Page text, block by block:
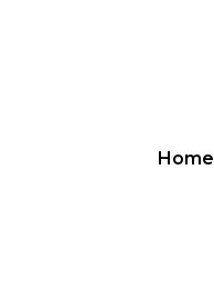
Home